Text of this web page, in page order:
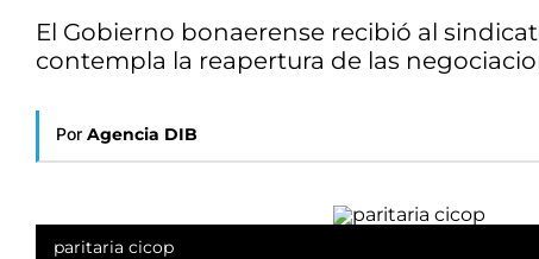
El Gobierno bonaerense recibió al
contempla la reapertura de las
Por Agencia DIB
paritaria cicop